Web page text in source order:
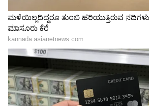
New Planet: ಬಾಹ್ಯಾಕಾಶದಲ್ಲಿ ಮತ್ತೊಂದು
ಭೂಮಿನಾ? ವಿಜ್ಞಾನಿಗಳಿಂದ ಹೊಸ ಗ್ರಹ ಪತ್ತೆ, 146
ಜ್ಯೋತಿರ್ವರ್ಷ ದೂರದಲ್ಲಿದೆ!